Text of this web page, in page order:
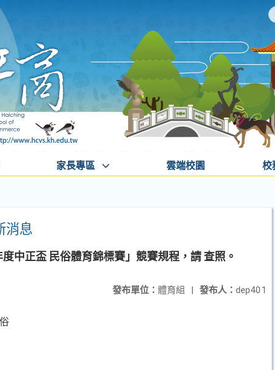
家長專區 雲端校園 校
消息
中正盃 民俗體育錦標賽」競賽規程，請 查照。
發布人： dep401
發布單位： 體育組 |